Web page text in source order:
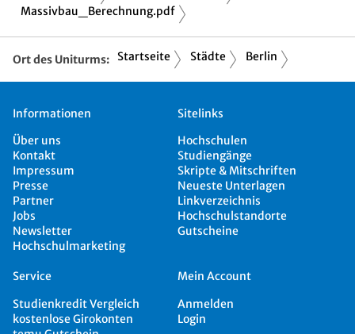
Massivbau_Berechnung.pdf
Ort des Uniturms: Startseite Städte Berlin
Informationen
Über uns
Kontakt
Impressum
Presse
Partner
Jobs
Newsletter
Hochschulmarketing
Sitelinks
Hochschulen
Studiengänge
Skripte & Mitschriften
Neueste Unterlagen
Linkverzeichnis
Hochschulstandorte
Gutscheine
Service
Studienkredit Vergleich
kostenlose Girokonten
Mein Account
Anmelden
Login